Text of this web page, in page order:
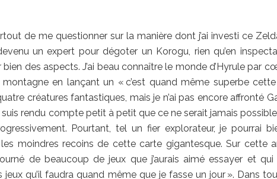
de me questionner sur la manière dont j’ai investi ce
un expert pour dégoter un Korogu, rien qu’en
des aspects. J’ai beau connaître le monde d’Hyrule par
en lançant un « c’est quand même superbe
créatures fantastiques, mais je n’ai pas encore affronté
rendu compte petit à petit que ce ne serait jamais
Pourtant, tel un fier explorateur, je pourrai
moindres recoins de cette carte gigantesque. Sur cette
de beaucoup de jeux que j’aurais aimé essayer et
qu’il faudra quand même que je fasse un jour ». Dans